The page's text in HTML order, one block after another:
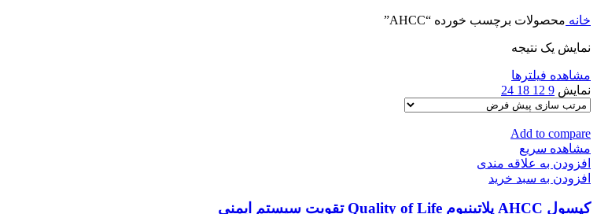
خانه محصولات برچسب خورده “AHCC”
نمایش یک نتیجه
مشاهده فیلترها
نمایش 9
12
18
24
Add to compare
مشاهده سریع
افزودن به علاقه مندی
افزودن به سبد خرید
کپسول AHCC پلاتینیوم Quality of Life تقویت سیستم ایمنی